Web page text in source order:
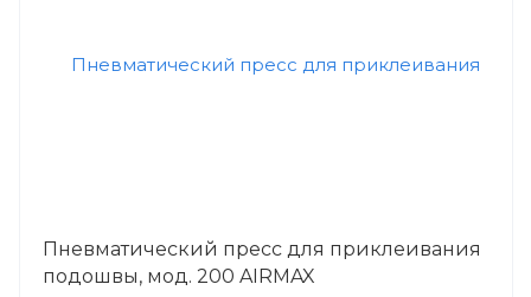
Пневматический пресс для приклеивания
подошвы, мод. 200 AIRMAX